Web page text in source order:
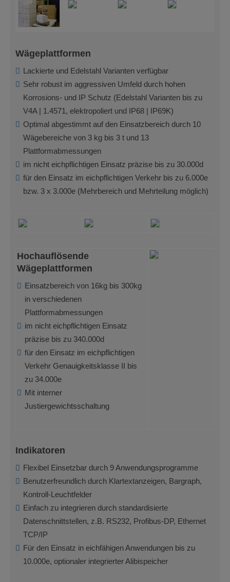
Wägeplattformen
Lackierte und Edelstahl Varianten verfügbar
Sehr robust im aggressiven Umfeld durch hohen
Korrosions- und IP Schutz (Edelstahl Varianten bis zu
V4A | 1.4571, elektropoliert und IP68 | IP69K)
Optimal abgestimmt auf den Einsatzbereich durch 10
Wägebereiche von 3 kg bis 3 t und 13
Plattformabmessungen
im nicht eichpflichtigen Einsatz präzise bis zu 30.000d
für den Einsatz im eichpflichtigen Verkehr bis zu 6.000e
bzw. 3 x 3.000e (Mehrbereich und Mehrteilung möglich)
Hochauflösende
Wägeplattformen
Einsatzbereich von 16kg bis 300kg
in verschiedenen
Plattformabmessungen
im nicht eichpflichtigen Einsatz
präzise bis zu 340.000d
für den Einsatz im eichpflichtigen
Verkehr Genauigkeitsklasse II bis
zu 34.000e
Mit interner
Justiergewichtsschaltung
Indikatoren
Flexibel Einsetzbar durch 9 Anwendungsprogramme
Benutzerfreundlich durch Klartextanzeigen, Bargraph,
Kontroll-Leuchtfelder
Einfach zu integrieren durch standardisierte
Datenschnittstellen, z.B. RS232, Profibus-DP, Ethernet
TCP/IP
Für den Einsatz in eichfähigen Anwendungen bis zu
10.000e, optionaler integrierter Alibispeicher